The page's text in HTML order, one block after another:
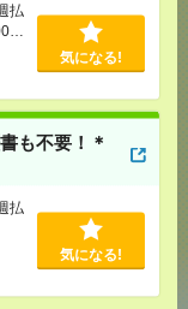
払
気になる!
も不要！＊
払
気になる!
ブックマーク